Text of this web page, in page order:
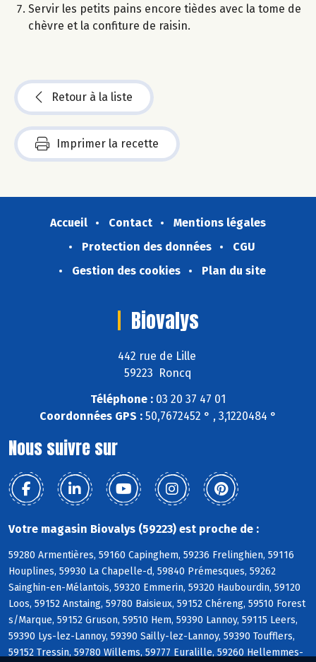
Servir les petits pains encore tièdes avec la tome de
chèvre et la confiture de raisin.
Retour à la liste
Imprimer la recette
Accueil Contact
Mentions légales
Protection des données
CGU
Gestion des cookies
Plan du site
Biovalys
442 rue de Lille
59223 Roncq
Téléphone : 03 20 37 47 01
Coordonnées GPS : 50,7672452 ° , 3,1220484 °
Nous suivre sur
Votre magasin Biovalys (59223) est proche de :
59280 Armentières, 59160 Capinghem, 59236 Frelinghien, 59116
Houplines, 59930 La Chapelle-d, 59840 Prémesques, 59262
Sainghin-en-Mélantois, 59320 Emmerin, 59320 Haubourdin, 59120
Loos, 59152 Anstaing, 59780 Baisieux, 59152 Chéreng, 59510 Forest
s/Marque, 59152 Gruson, 59510 Hem, 59390 Lannoy, 59115 Leers,
59390 Lys-lez-Lannoy, 59390 Sailly-lez-Lannoy, 59390 Toufflers,
59152 Tressin, 59780 Willems, 59777 Euralille, 59260 Hellemmes-